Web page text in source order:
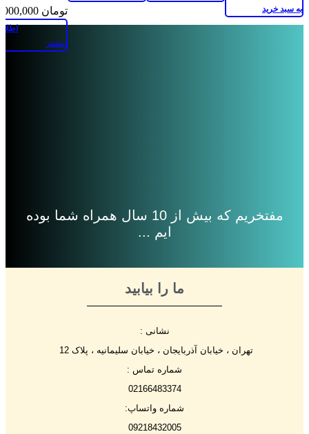
به سبد خرید
تومان
بیشتر
مفتخریم که بیش از 10 سال همراه شما بوده
ایم ...
ما را بیابید
نشانی :
تهران ، خیابان آذربایجان ، خیابان سلیمانیه ، پلاک 12
شماره تماس :
02166483374
شماره واتساپ:
09218432005